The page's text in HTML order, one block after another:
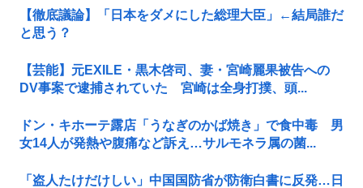
【徹底議論】「日本をダメにした総理大臣」←結局誰だ
と思う？
【芸能】元EXILE・黒木啓司、妻・宮崎麗果被告への
DV事案で逮捕されていた 宮崎は全身打撲、頭...
ドン・キホーテ露店「うなぎのかば焼き」で食中毒 男
女14人が発熱や腹痛など訴え…サルモネラ属の菌...
「盗人たけだけしい」中国国防省が防衛白書に反発…日